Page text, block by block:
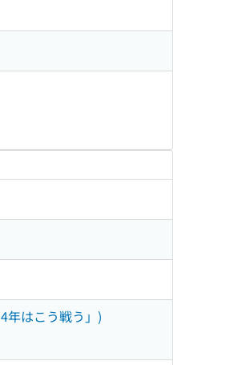
年はこう戦う」)